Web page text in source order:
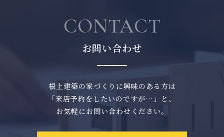
CONTACT
お問い合わせ
根上建築の家づくりに興味のある方は
「来店予約をしたいのですが…」と、
お気軽にお問い合わせください。